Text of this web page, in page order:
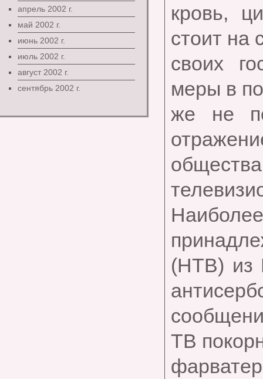
апрель 2002 г.
май 2002 г.
июнь 2002 г.
июль 2002 г.
август 2002 г.
сентябрь 2002 г.
кровь,
стоит на
своих
меры в
же не
(НТВ) из
ТВ